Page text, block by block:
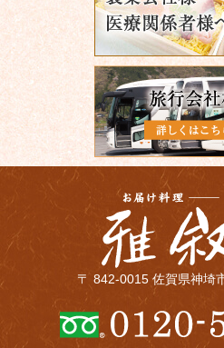
〒 842-0015 佐賀県神埼